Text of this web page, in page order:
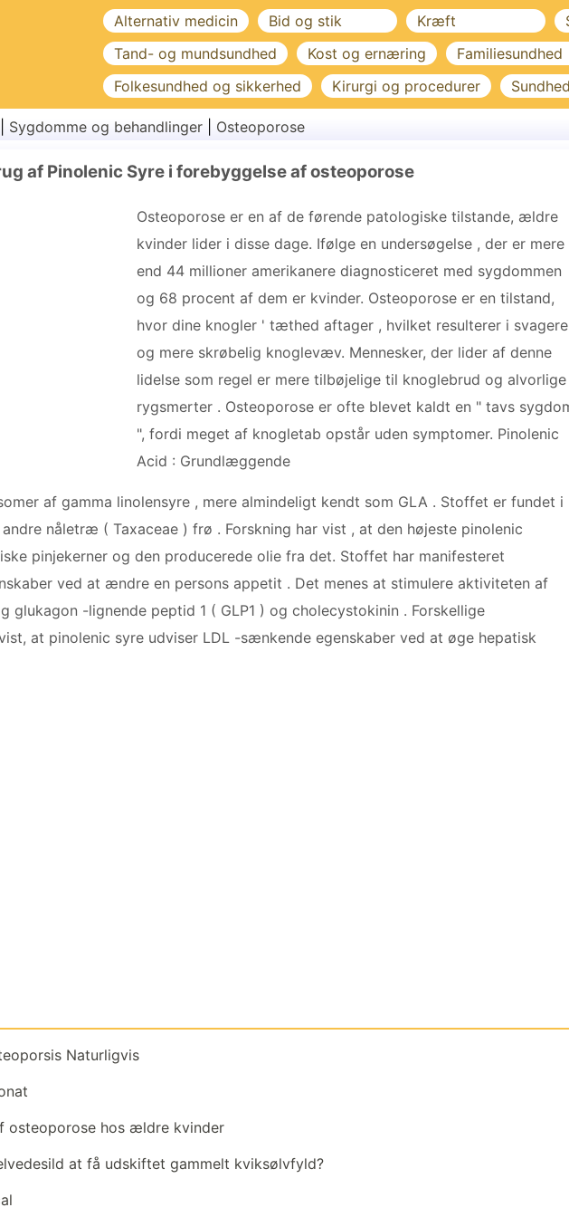
Alternativ medicin Bid og stik Kræft
Tand- og mundsundhed
Kost og ernæring Familiesundhed
Folkesundhed og sikkerhed
Kirurgi og procedurer Sundhed
Sygdomme og behandlinger Osteoporose
af Pinolenic Syre i forebyggelse af osteoporose
Osteoporose er en af ​​de førende patologiske tilstande, ældre
kvinder lider i disse dage. Ifølge en undersøgelse , der er mere
end 44 millioner amerikanere diagnosticeret med sygdommen
og 68 procent af dem er kvinder. Osteoporose er en tilstand,
hvor dine knogler ' tæthed aftager , hvilket resulterer i svagere
og mere skrøbelig knoglevæv. Mennesker, der lider af denne
lidelse som regel er mere tilbøjelige til knoglebrud og alvorlige
rygsmerter . Osteoporose er ofte blevet kaldt en " tavs
", fordi meget af knogletab opstår uden symptomer. Pinolenic
Acid : Grundlæggende
af gamma linolensyre , mere almindeligt kendt som GLA . Stoffet er fundet i
nåletræ ( Taxaceae ) frø . Forskning har vist , at den højeste pinolenic
pinjekerner og den producerede olie fra det. Stoffet har manifesteret
ved at ændre en persons appetit . Det menes at stimulere aktiviteten af
glukagon -lignende peptid 1 ( GLP1 ) og cholecystokinin . Forskellige
at pinolenic syre udviser LDL -sænkende egenskaber ved at øge hepatisk
Naturligvis
osteoporose hos ældre kvinder
at få udskiftet gammelt kviksølvfyld?